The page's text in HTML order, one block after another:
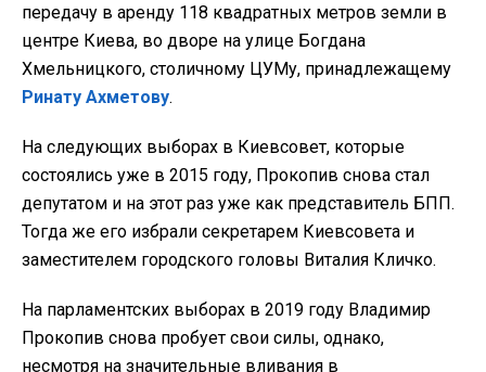
передачу в аренду 118 квадратных метров земли в
центре Киева, во дворе на улице Богдана
Хмельницкого, столичному ЦУМу, принадлежащему
Ринату Ахметову.
На следующих выборах в Киевсовет, которые
состоялись уже в 2015 году, Прокопив снова стал
депутатом и на этот раз уже как представитель БПП.
Тогда же его избрали секретарем Киевсовета и
заместителем городского головы Виталия Кличко.
На парламентских выборах в 2019 году Владимир
Прокопив снова пробует свои силы, однако,
несмотря на значительные вливания в